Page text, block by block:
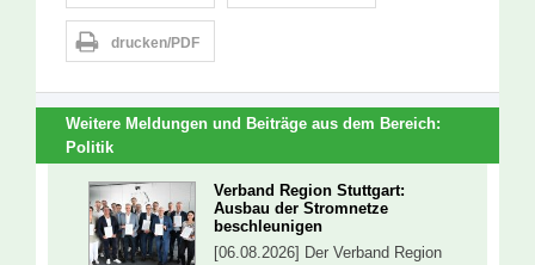
drucken/PDF
Weitere Meldungen und Beiträge aus dem Bereich:
Politik
Verband Region Stuttgart:
Ausbau der Stromnetze
beschleunigen
[06.08.2026] Der Verband Region